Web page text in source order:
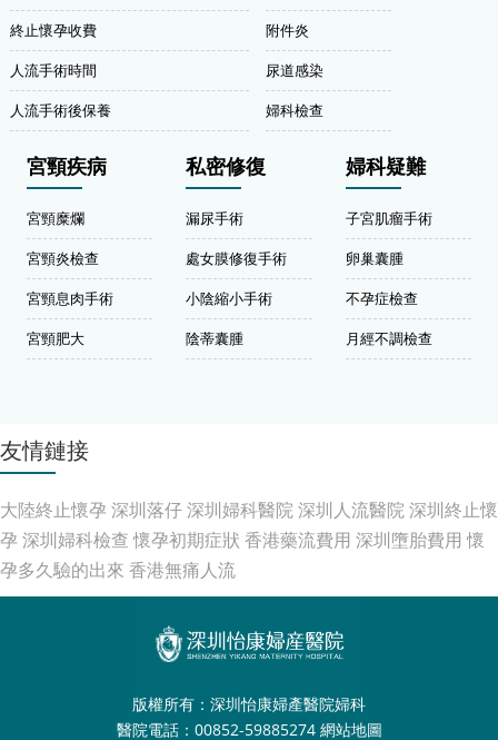
終止懷孕收費
人流手術時間
人流手術後保養
附件炎
尿道感染
婦科檢查
宮頸疾病
宮頸糜爛
宮頸炎檢查
宮頸息肉手術
宮頸肥大
私密修復
漏尿手術
處女膜修復手術
小陰縮小手術
陰蒂囊腫
婦科疑難
子宮肌瘤手術
卵巢囊腫
不孕症檢查
月經不調檢查
友情鏈接
大陸終止懷孕 深圳落仔深圳婦科醫院深圳人流醫院深圳終止懷
孕 深圳婦科檢查 懷孕初期症狀 香港藥流費用 深圳墮胎費用 懷
孕多久驗的出來 香港無痛人流
版權所有：深圳怡康婦產醫院婦科
醫院電話：00852-59885274 網站地圖